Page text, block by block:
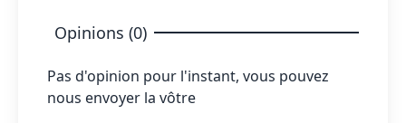
Opinions (0)
Pas d'opinion pour l'instant, vous pouvez
nous envoyer la vôtre